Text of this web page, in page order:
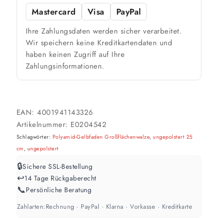
2 Anstriche
📏 Ihre Fläche
🎨 Jetziger Zustand
2 Anstriche empfohlen
Werte sind Richtwerte und können je nach Untergrund und Werkzeug
abweichen. Für 10 % Reserve wird automatisch aufgerundet.
Mastercard
Visa PayPal
Ihre Zahlungsdaten werden sicher verarbeitet.
Wir speichern keine Kreditkartendaten und
haben keinen Zugriff auf Ihre
Zahlungsinformationen.
EAN:4001941143326
Artikelnummer: E0204542
Schlagwörter: Polyamid-Gelbfaden Großflächenwalze,ungepolstert 25
cm, ungepolstert
🔒Sichere SSL-Bestellung
↩️14 Tage Rückgaberecht
📞Persönliche Beratung
Zahlarten:Rechnung · PayPal · Klarna · Vorkasse · Kreditkarte